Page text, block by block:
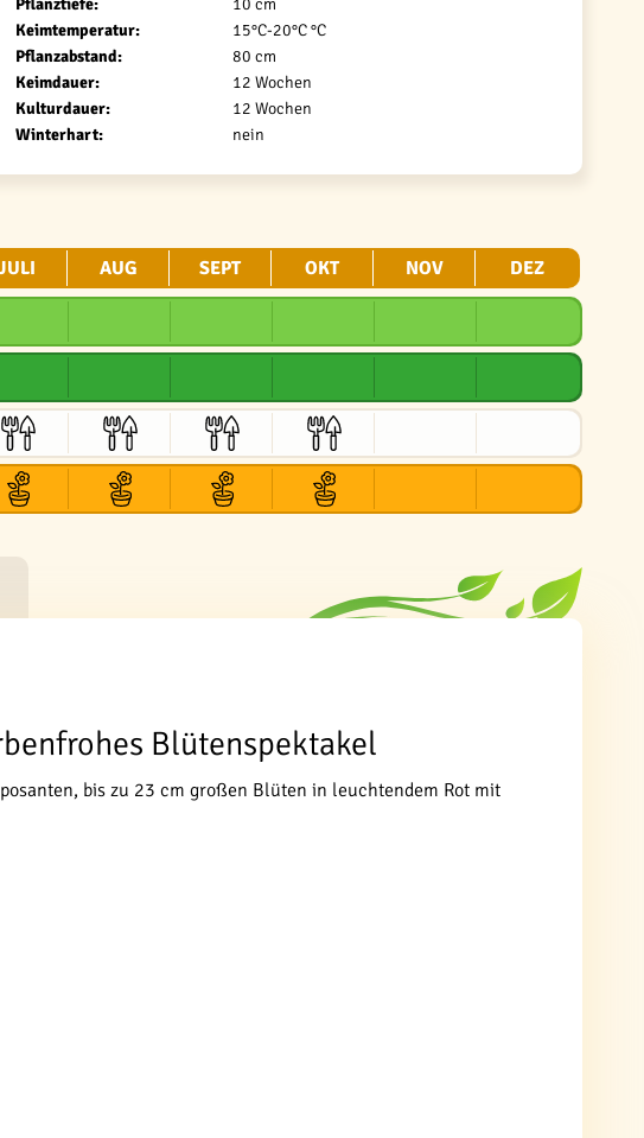
Pflanztiefe:
10 cm
Keimtemperatur:
15°C-20°C °C
Pflanzabstand:
80 cm
Keimdauer:
12 Wochen
Kulturdauer:
12 Wochen
Winterhart:
nein
AUG SEPT OKT NOV DEZ
Blütenspektakel
bis zu 23 cm großen Blüten in leuchtendem Rot mit